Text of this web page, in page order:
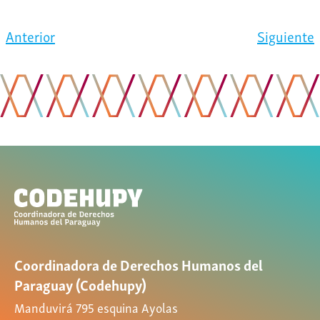
Anterior Siguiente
Coordinadora de Derechos Humanos del
Paraguay (Codehupy)
Manduvirá 795 esquina Ayolas